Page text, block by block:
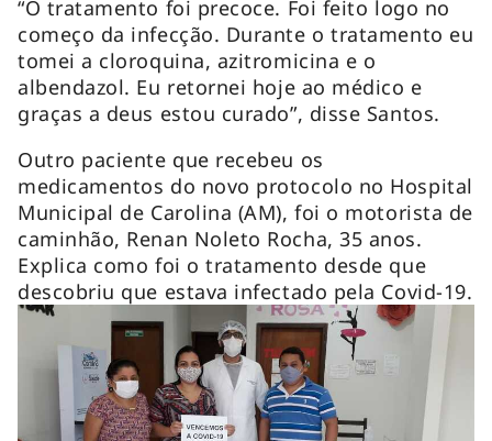
“O tratamento foi precoce. Foi feito logo no
começo da infecção. Durante o tratamento eu
tomei a cloroquina, azitromicina e o
albendazol. Eu retornei hoje ao médico e
graças a deus estou curado”, disse Santos.
Outro paciente que recebeu os
medicamentos do novo protocolo no Hospital
Municipal de Carolina (AM), foi o motorista de
caminhão, Renan Noleto Rocha, 35 anos.
Explica como foi o tratamento desde que
descobriu que estava infectado pela Covid-19.